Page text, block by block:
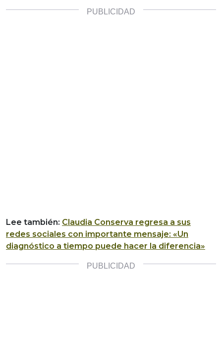
Lee también: Claudia Conserva regresa a sus
redes sociales con importante mensaje: «Un
diagnóstico a tiempo puede hacer la diferencia»